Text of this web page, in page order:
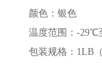
颜色：银色
温度范围：-29℃
包装规格：1LB